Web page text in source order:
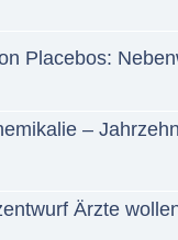
Placebos:
–
Ärzte